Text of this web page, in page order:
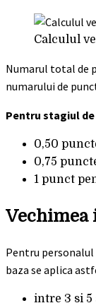
Calculul
Numarul total de
numarului de
Pentru stagiul
0,50
0,75
1 punct
Vechimea
Pentru personalul
baza se aplica
intre 3 si 5